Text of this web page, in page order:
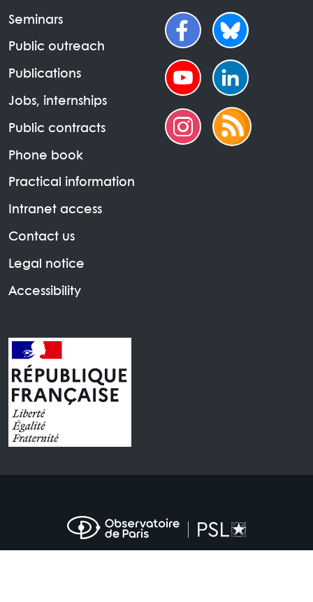
Seminars
Public outreach
Publications
Jobs, internships
Public contracts
Phone book
Practical information
Intranet access
Contact us
Legal notice
Accessibility